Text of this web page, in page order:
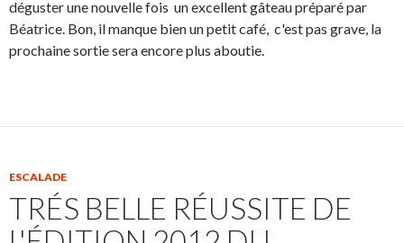
déguster une nouvelle fois un excellent gâteau préparé par
Béatrice. Bon, il manque bien un petit café, c'est pas grave, la
prochaine sortie sera encore plus aboutie.
ESCALADE
TRÉS BELLE RÉUSSITE DE